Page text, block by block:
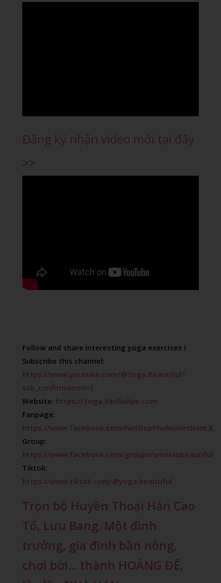
Đăng ký nhận video mới tại đây
>>
Follow and share interesting yoga exercises !
https://www.youtube.com/@Yoga.Beautiful?
sub_confirmation=1
Website: https://Yoga.VanSuApp.com
https://www.facebook.com/
https://www.facebook.com/groups/
https://www.tiktok.com/@yoga.beautiful
Trọn bộ Huyền Thoại Hán Cao
Tổ, Lưu Bang. Một đình
trưởng, gia đình bần nông,
chơi bời... thành HOÀNG ĐẾ,